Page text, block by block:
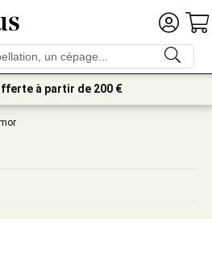
à partir de 200 €